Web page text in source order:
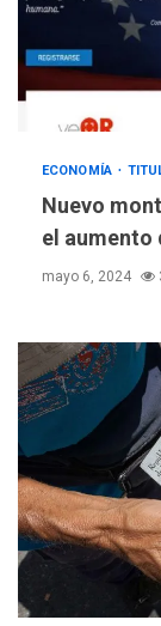
ECONOMÍA
Nuevo
el aumento
mayo 6, 2024